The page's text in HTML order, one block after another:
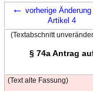
← vorherige Änderung
Artikel 4
(Textabschnitt
§ 74a Antrag
(Text alte Fassung)